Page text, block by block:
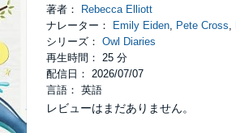
著者：
Rebecca Elliott
ナレーター：
Emily Eiden, Pete Cross,
シリーズ： Owl Diaries
再生時間： 25 分
配信日： 2026/07/07
言語： 英語
レビューはまだありません。